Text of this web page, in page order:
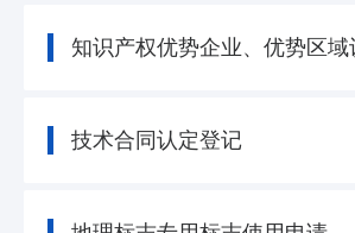
知识产权优势企业、优势区域
技术合同认定登记